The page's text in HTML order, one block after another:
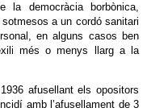
la democràcia borbònica,
a un cordó sanitari
en alguns casos ben
més o menys llarg a la
afusellant els opositors
amb l’afusellament de 3